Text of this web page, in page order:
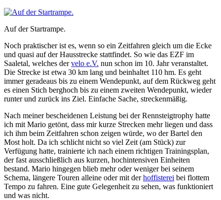
Auf der Startrampe.
Noch praktischer ist es, wenn so ein Zeitfahren gleich um die Ecke
und quasi auf der Hausstrecke stattfindet. So wie das EZF im
Saaletal, welches dervelo e.V. nun schon im 10. Jahr veranstaltet.
Die Strecke ist etwa 30 km lang und beinhaltet 110 hm. Es geht
immer geradeaus bis zu einem Wendepunkt, auf dem Rückweg geht
es einen Stich berghoch bis zu einem zweiten Wendepunkt, wieder
runter und zurück ins Ziel. Einfache Sache, streckenmäßig.
Nach meiner bescheidenen Leistung bei der Rennsteigtrophy hatte
ich mit Mario getönt, dass mir kurze Strecken mehr liegen und dass
ich ihm beim Zeitfahren schon zeigen würde, wo der Bartel den
Most holt. Da ich schlicht nicht so viel Zeit (am Stück) zur
Verfügung hatte, trainierte ich nach einem richtigen Trainingsplan,
der fast ausschließlich aus kurzen, hochintensiven Einheiten
bestand. Mario hingegen blieb mehr oder weniger bei seinem
Schema, längere Touren alleine oder mit derhoffisterei bei flottem
Tempo zu fahren. Eine gute Gelegenheit zu sehen, was funktioniert
und was nicht.